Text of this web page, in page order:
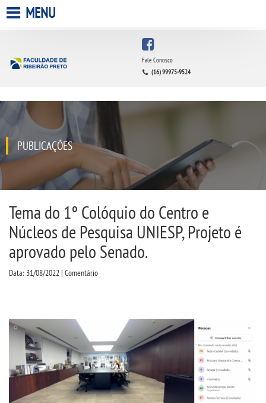
QUEM SOMOS
ESTÁGIOS
INFRAESTRUTURA
BIBLIOTECA
CPA
PROUNI
MANUAIS, PORTARIAS E
MENSALIDADES
MENU
Fale Conosco
(16) 99975-9524
PUBLICAÇÕES
Tema do 1º Colóquio do Centro e
Núcleos de Pesquisa UNIESP, Projeto é
aprovado pelo Senado.
Data: 31/08/2022 | Comentário